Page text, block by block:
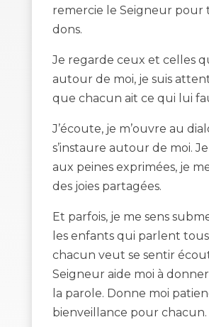
remercie le Seigneur pour
dons.
Je regarde ceux et celles
autour de moi, je suis
que chacun ait ce qui lui
J’écoute, je m’ouvre au
s’instaure autour de moi.
aux peines exprimées, je
des joies partagées.
Et parfois, je me sens
les enfants qui parlent
chacun veut se sentir
Seigneur aide moi à
la parole. Donne moi
bienveillance pour chacun.